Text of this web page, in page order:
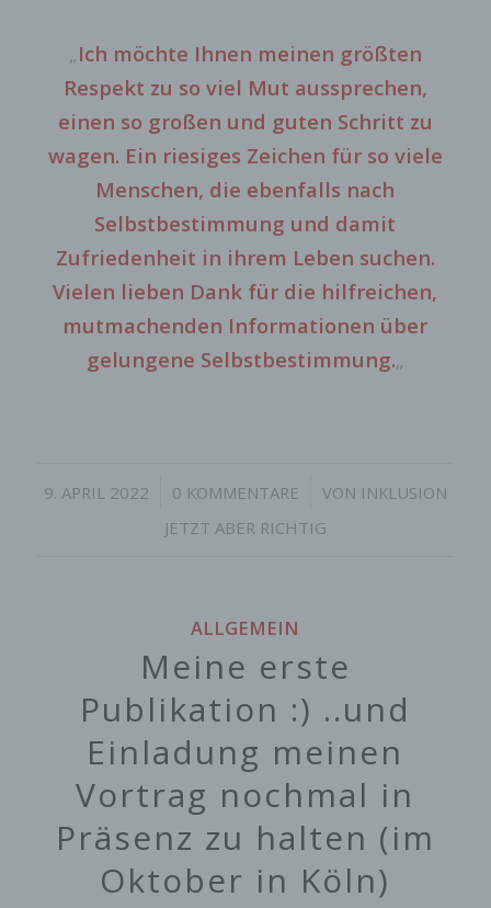
„Ich möchte Ihnen meinen größten
Respekt zu so viel Mut aussprechen,
einen so großen und guten Schritt zu
wagen. Ein riesiges Zeichen für so viele
Menschen, die ebenfalls nach
Selbstbestimmung und damit
Zufriedenheit in ihrem Leben suchen.
Vielen lieben Dank für die hilfreichen,
mutmachenden Informationen über
gelungene Selbstbestimmung.„
9. APRIL 2022
/ 0 KOMMENTARE
/ VON INKLUSION
JETZT ABER RICHTIG
ALLGEMEIN
Meine erste
Publikation :) ..und
Einladung meinen
Vortrag nochmal in
Präsenz zu halten (im
Oktober in Köln)